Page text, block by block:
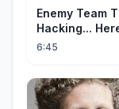
Enemy Team
Hacking...
2 percent
6:45